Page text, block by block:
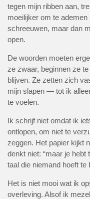
tegen mijn ribben aan,
moeilijker om te
schreeuwen, maar dan
open.
De woorden moeten
ze zwaar, beginnen ze
blijven. Ze zetten zich
mijn slapen — tot ik
te voelen.
Ik schrijf niet omdat ik
ontlopen, om niet te
zeggen. Het papier kijkt
denkt niet: “maar je hebt
taal die niemand hoeft te
Het is niet mooi wat ik
overleving. Alsof ik